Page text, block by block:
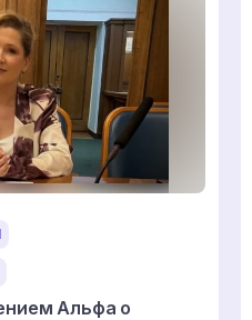
Альфа о